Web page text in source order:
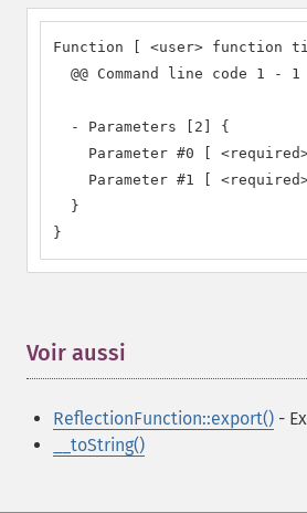
Function [ <user> function
  @@ Command line code 1 - 1
  - Parameters [2] {
Parameter #0 [
Parameter #1 [ <required>
  }
}
Voir aussi
ReflectionFunction::export() -
__toString()